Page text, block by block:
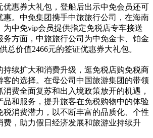
优惠券大礼包，登船后出示中免会员还可
惠。中免集团携手中旅旅行公司，在海南
为中免vip会员提供指定免税店专车接送
务方面，中旅旅行公司为中免金卡、铂金
总价值2466元的签证优惠券大礼包。
持续扩大和消费升级，逛免税店购免税商
客的选择。在母公司中国旅游集团的带领
费全面复苏和出入境政策放开的机遇，
品和服务，提升旅客在免税购物中的体验
税消费潜力，以不断丰富的品质化、个性
费，助力假日经济发展和旅游业持续升